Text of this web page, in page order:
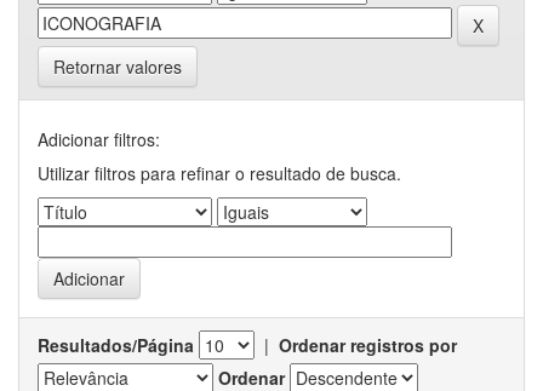
Retornar valores
Adicionar filtros:
Utilizar filtros para refinar o resultado de busca.
Resultados/Página | Ordenar registros por
Ordenar